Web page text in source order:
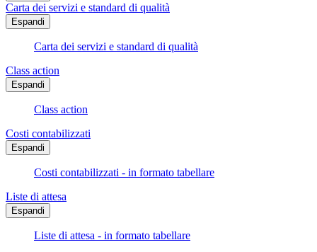
Carta dei servizi e standard di qualità
Espandi
Carta dei servizi e standard di qualità
Class action
Espandi
Class action
Costi contabilizzati
Espandi
Costi contabilizzati - in formato tabellare
Liste di attesa
Espandi
Liste di attesa - in formato tabellare